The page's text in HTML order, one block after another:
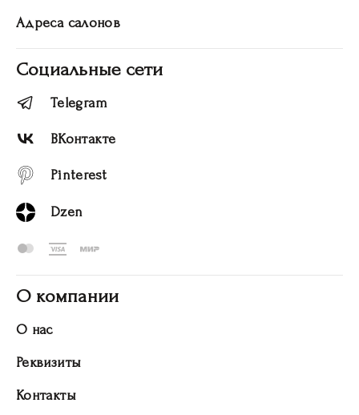
Адреса салонов
Социальные сети
Telegram
ВКонтакте
Pinterest
Dzen
О компании
О нас
Реквизиты
Контакты